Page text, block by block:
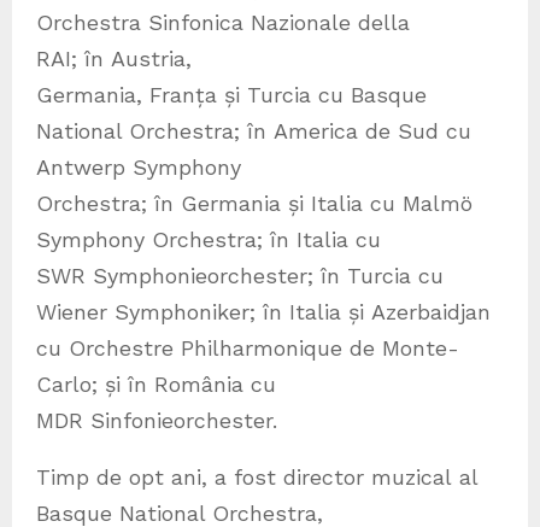
Orchestra Sinfonica Nazionale della
RAI; în Austria,
Germania, Franța și Turcia cu Basque
National Orchestra; în America de Sud cu
Antwerp Symphony
Orchestra; în Germania și Italia cu Malmö
Symphony Orchestra; în Italia cu
SWR Symphonieorchester; în Turcia cu
Wiener Symphoniker; în Italia și Azerbaidjan
cu Orchestre Philharmonique de Monte-
Carlo; și în România cu
MDR Sinfonieorchester.
Timp de opt ani, a fost director muzical al
Basque National Orchestra,